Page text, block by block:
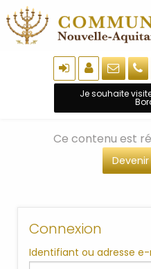
Je souhaite
Ce contenu est
Connexion
Identifiant ou adresse